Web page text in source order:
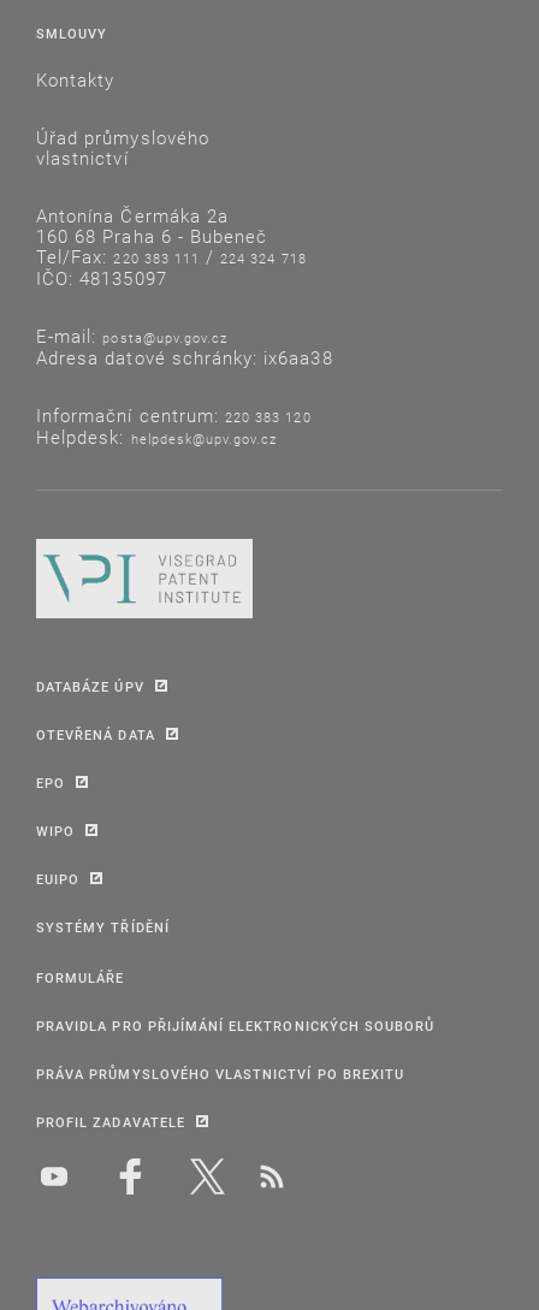
SMLOUVY
Kontakty
Úřad průmyslového
vlastnictví
Antonína Čermáka 2a
160 68 Praha 6 - Bubeneč
Tel/Fax:220 383 111 /224 324 718
IČO: 48135097
E-mail: posta@upv.gov.cz
Adresa datové schránky: ix6aa38
Informační centrum: 220 383 120
Helpdesk: helpdesk@upv.gov.cz
DATABÁZE ÚPV
OTEVŘENÁ DATA
EPO
WIPO
EUIPO
SYSTÉMY TŘÍDĚNÍ
FORMULÁŘE
PRAVIDLA PRO PŘIJÍMÁNÍ ELEKTRONICKÝCH SOUBORŮ
PRÁVA PRŮMYSLOVÉHO VLASTNICTVÍ PO BREXITU
PROFIL ZADAVATELE